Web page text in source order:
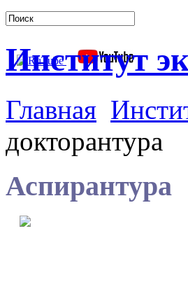
Институт
Главная
докторантура
Аспирантура